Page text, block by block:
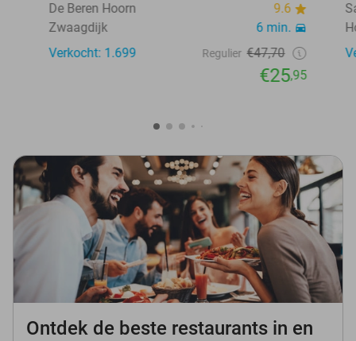
De Beren Hoorn
9.6
Zwaagdijk
6 min.
Verkocht: 1.699
Regulier €47,70
€25,95
Ontdek de beste restaurants in en